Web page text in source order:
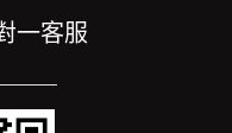
一客服